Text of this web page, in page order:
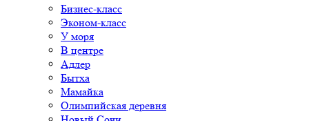
Бизнес-класс
Эконом-класс
У моря
В центре
Адлер
Бытха
Мамайка
Олимпийская деревня